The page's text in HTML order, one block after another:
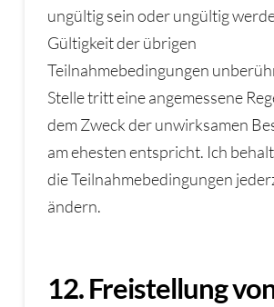
ungültig sein oder ungültig
Gültigkeit der übrigen
Teilnahmebedingungen
Stelle tritt eine angemessene
dem Zweck der unwirksamen
am ehesten entspricht. Ich
die Teilnahmebedingungen
ändern.
12. Freistellung